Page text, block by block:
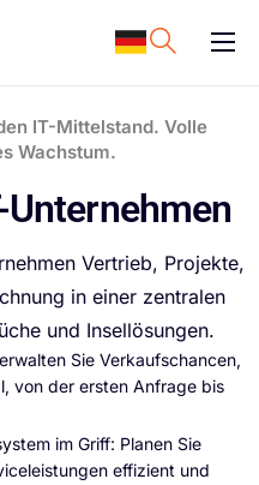
IT-Mittelstand. Volle
Wachstum.
Unternehmen
Vertrieb, Projekte,
in einer zentralen
und Insellösungen.
Sie Verkaufschancen,
, von der ersten Anfrage bis
ystem im Griff: Planen Sie
effizient und